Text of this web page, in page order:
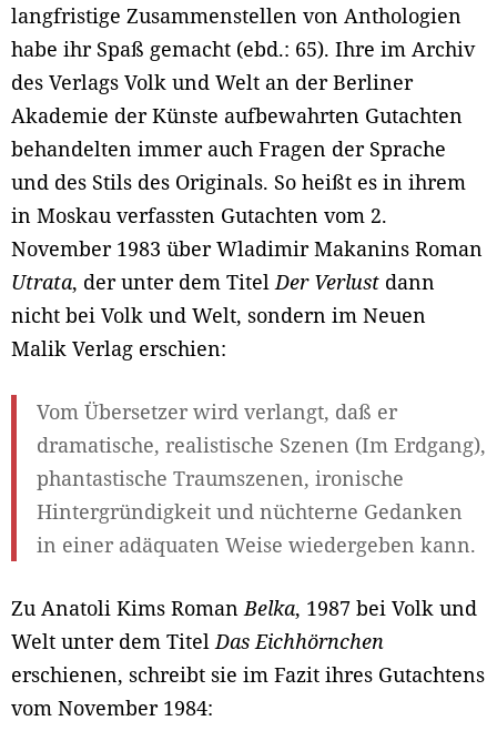
langfristige Zusammenstellen von Anthologien
habe ihr Spaß gemacht (ebd.: 65). Ihre im Archiv
des Verlags Volk und Welt an der Berliner
Akademie der Künste aufbewahrten Gutachten
behandelten immer auch Fragen der Sprache
und des Stils des Originals. So heißt es in ihrem
in Moskau verfassten Gutachten vom 2.
November 1983 über Wladimir Makanins Roman
Utrata, der unter dem Titel Der Verlust dann
nicht bei Volk und Welt, sondern im Neuen
Malik Verlag erschien:
Vom Übersetzer wird verlangt, daß er
dramatische, realistische Szenen (Im Erdgang),
phantastische Traumszenen, ironische
Hintergründigkeit und nüchterne Gedanken
in einer adäquaten Weise wiedergeben kann.
Zu Anatoli Kims Roman Belka, 1987 bei Volk und
Welt unter dem Titel Das Eichhörnchen
erschienen, schreibt sie im Fazit ihres Gutachtens
vom November 1984: